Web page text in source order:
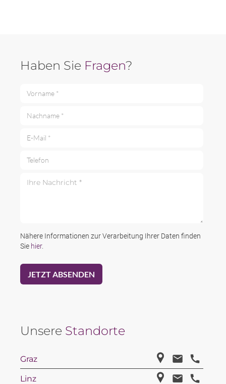
Haben Sie Fragen?
Nähere Informationen zur Verarbeitung Ihrer Daten finden
Sie hier.
Unsere Standorte
Graz
Linz